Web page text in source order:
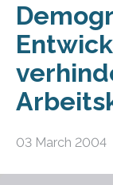
03 March 2004